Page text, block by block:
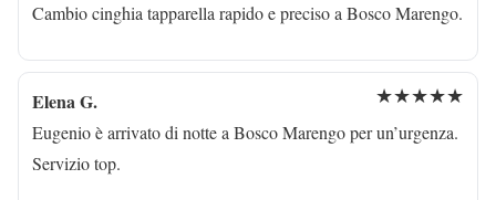
Cambio cinghia tapparella rapido e preciso a Bosco Marengo.
Elena G. ★★★★★
Eugenio è arrivato di notte a Bosco Marengo per un’urgenza.
Servizio top.